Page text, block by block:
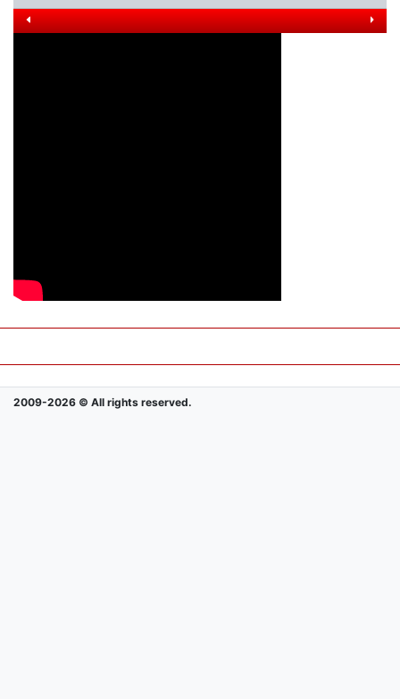
2009-2026 © All rights reserved.